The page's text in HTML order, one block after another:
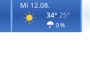
Mi 12.08.
34° 25°
0 %